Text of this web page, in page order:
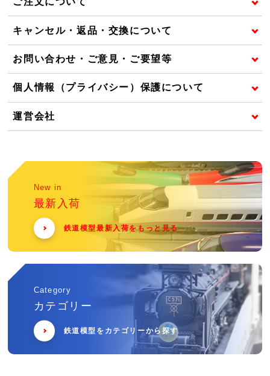
キャンセル・返品・交換について
お問い合わせ・ご意見・ご要望等
個人情報（プライバシー）保護について
運営会社
New in
最新入荷
鉄道模型最新入荷をもっと見る
Category
カテゴリー
鉄道模型をカテゴリーから探す